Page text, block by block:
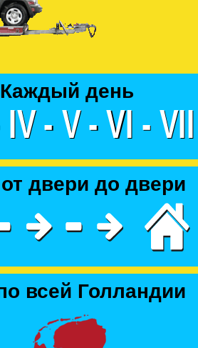
день
двери до двери
всей Голландии